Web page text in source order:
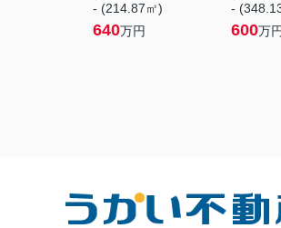
- (214.87㎡)
640万円
-
600万円